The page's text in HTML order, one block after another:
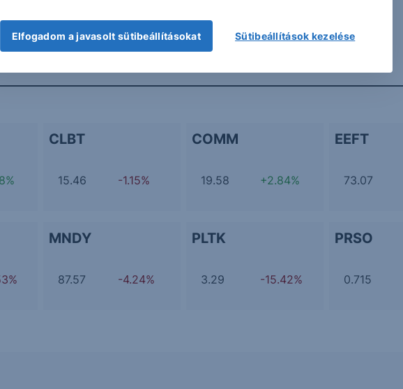
CLBT
15.46 -1.15%
COMM
19.58 +2.84%
EEFT
73.07
MNDY
87.57 -4.24%
PLTK
3.29 -15.42%
PRSO
0.715
Elfogadom a javasolt sütibeállításokat Sütibeállítások kezelése